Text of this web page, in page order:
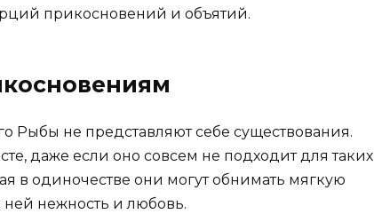
прикосновений и объятий.
Рыбы не представляют себе существования.
даже если оно совсем не подходит для таких
в одиночестве они могут обнимать мягкую
нежность и любовь.